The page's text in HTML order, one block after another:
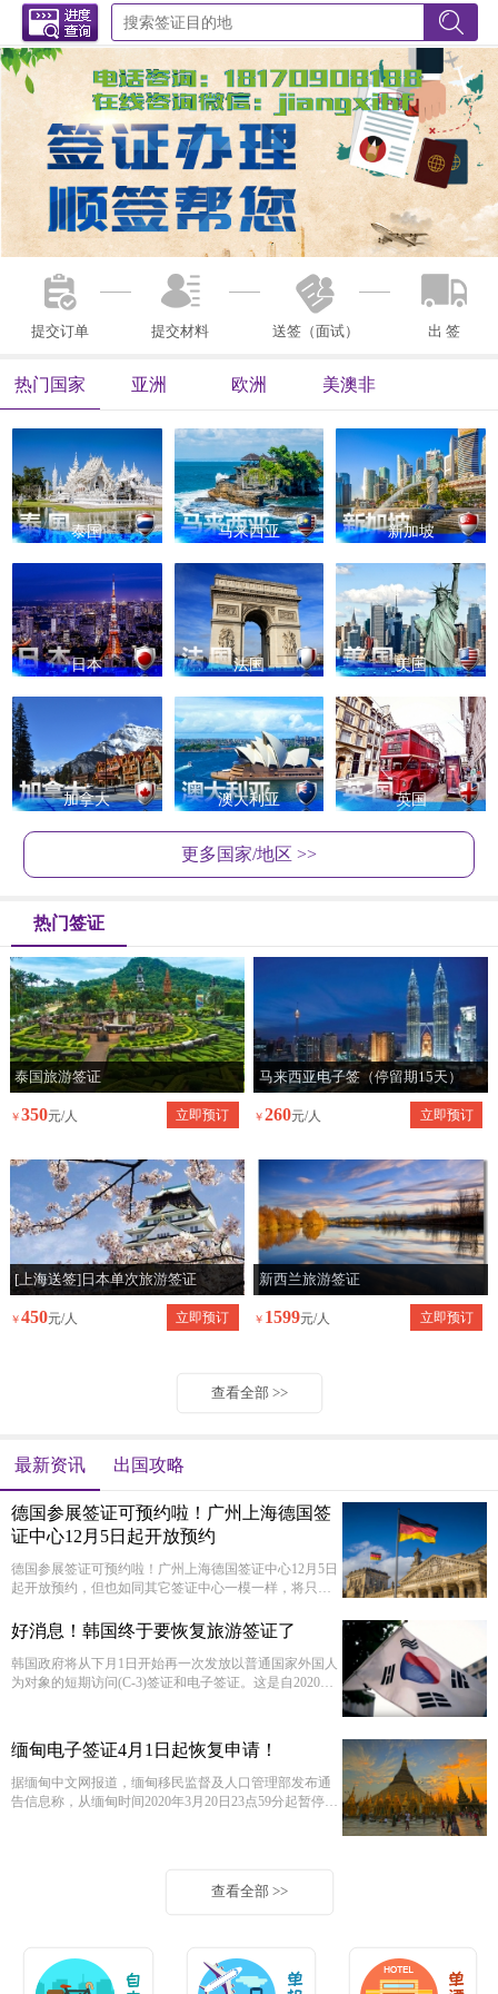
提交订单 提交材料 送签（面试） 出 签
热门国家 亚洲 欧洲 美澳非
泰国 马来西亚 新加坡
日本 法国 美国
加拿大 澳大利亚 英国
更多国家/地区 >>
热门签证
泰国旅游签证
￥350元/人 立即预订
马来西亚电子签（停留期15天）
￥260元/人 立即预订
[上海送签]日本单次旅游签证
￥450元/人 立即预订
新西兰旅游签证
￥ 1599元/人 立即预订
查看全部 >>
最新资讯 出国攻略
德国参展签证可预约啦！广州上海德国签
证中心12月5日起开放预约
德国参展签证可预约啦！广州上海德国签证中心12月5日
起开放预约，但也如同其它签证中心一模一样，将只会
中心将依然保持关闭。 一、签证预约
好消息！韩国终于要恢复旅游签证了
韩国政府将从下月1日开始再一次发放以普通国家外国人
为对象的短期访问(C-3)签证和电子签证。这是自2020年
的，向90天以下访问的外国人发放的签证。
缅甸电子签证4月1日起恢复申请！
​据缅甸中文网报道，缅甸移民监督及人口管理部发布通
告信息称，从缅甸时间2020年3月20日23点59分起暂停办
查看全部 >>